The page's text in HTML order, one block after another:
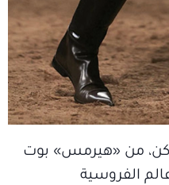
من «هيرمس» بوت
الفروسية